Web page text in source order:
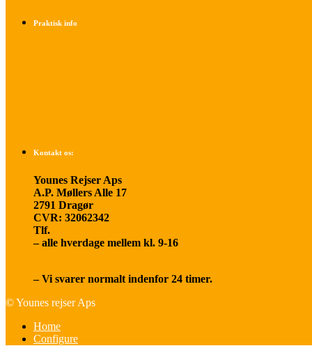
Praktisk info
Kontakt os:
Younes Rejser Aps
A.P. Møllers Alle 17
2791 Dragør
CVR: 32062342
Tlf.
– alle hverdage mellem kl. 9-16
– Vi svarer normalt indenfor 24 timer.
© Younes rejser Aps
Home
Configure